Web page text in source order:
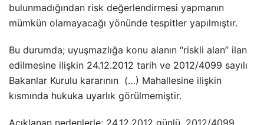
bulunmadığından risk değerlendirmesi yapmanın
mümkün olamayacağı yönünde tespitler yapılmıştır.
Bu durumda; uyuşmazlığa konu alanın “riskli alan” ilan
edilmesine ilişkin 24.12.2012 tarih ve 2012/4099 sayılı
Bakanlar Kurulu kararının (…) Mahallesine ilişkin
kısmında hukuka uyarlık görülmemiştir.
Açıklanan nedenlerle; 24.12.2012 günlü, 2012/4099